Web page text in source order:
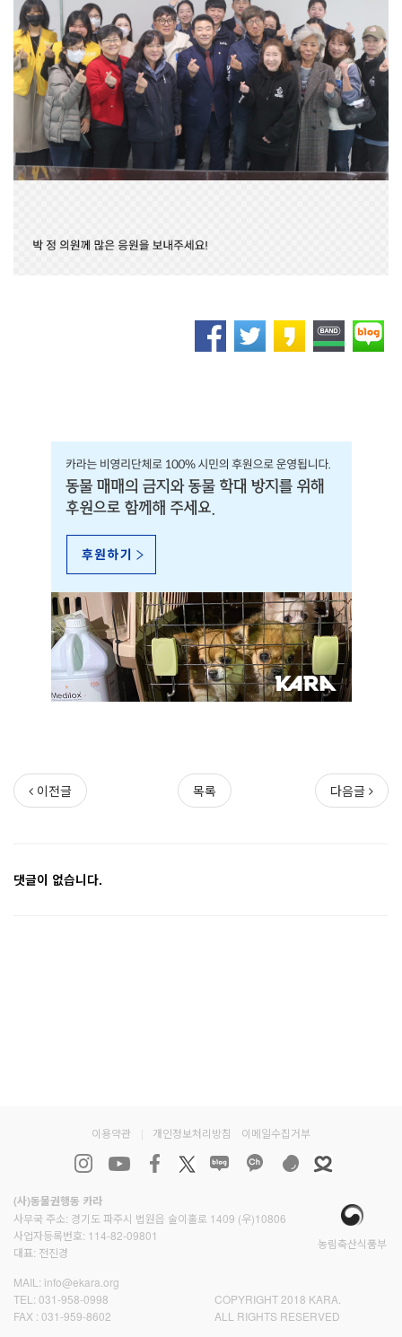
이전글 목록 다음글
댓글이 없습니다.
이용약관 개인정보처리방침 이메일수집거부
(사)동물권행동 카라
사무국 주소: 경기도 파주시 법원읍 술이홀로 1409 (우)10806
사업자등록번호: 114-82-09801
대표: 전진경
농림축산식품부
MAIL: info@ekara.org
TEL: 031-958-0998
FAX : 031-959-8602
COPYRIGHT 2018 KARA.
ALL RIGHTS RESERVED